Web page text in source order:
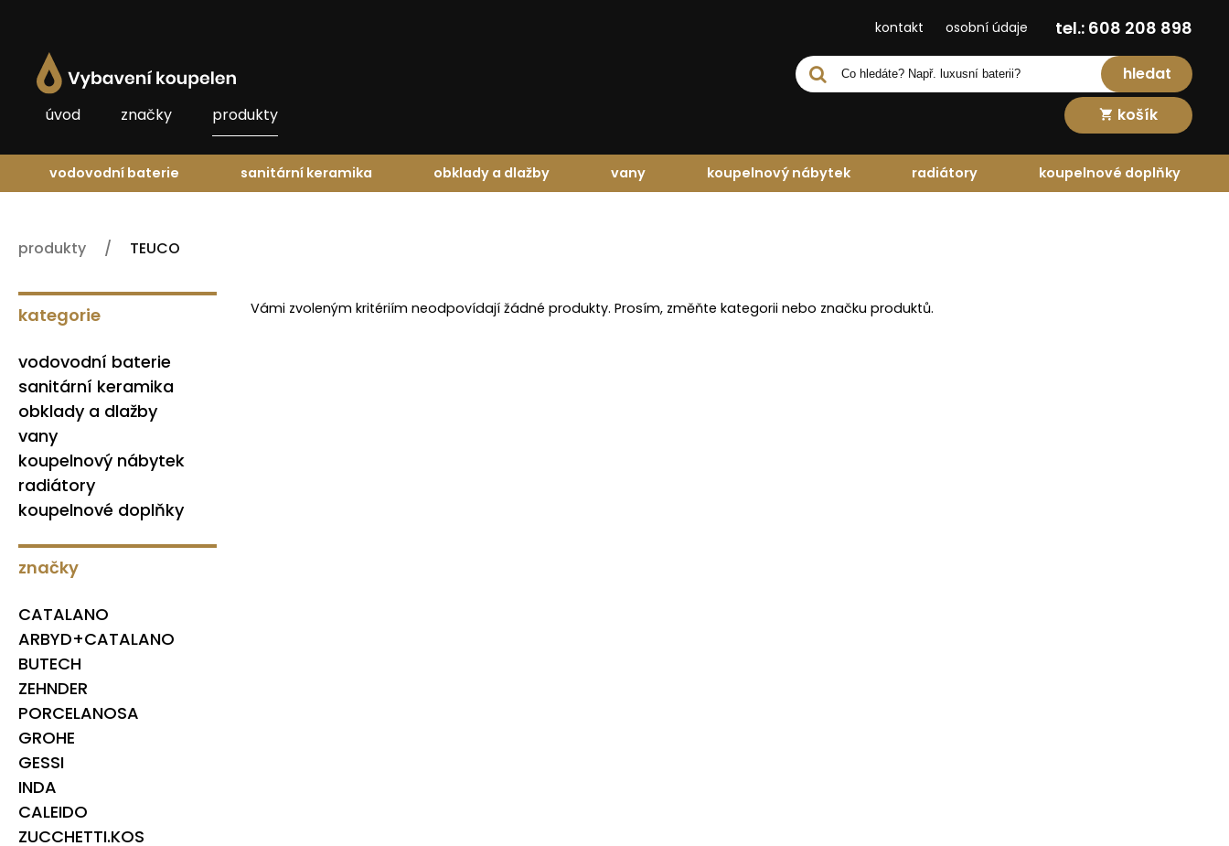
tel.: 608 208 898
kontakt osobní údaje
úvod značky produkty
hledat
košík
vodovodní baterie sanitární keramika obklady a dlažby vany koupelnový nábytek radiátory koupelnové doplňky
produkty TEUCO
kategorie
vodovodní baterie
sanitární keramika
obklady a dlažby
vany
koupelnový nábytek
radiátory
koupelnové doplňky
značky
CATALANO
ARBYD+CATALANO
BUTECH
ZEHNDER
PORCELANOSA
GROHE
GESSI
INDA
CALEIDO
ZUCCHETTI.KOS
Vámi zvoleným kritériím neodpovídají žádné produkty. Prosím, změňte kategorii nebo značku produktů.